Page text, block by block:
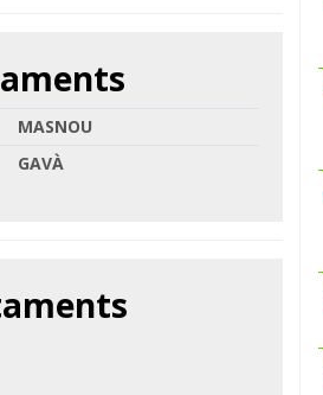
MASNOU
GAVÀ